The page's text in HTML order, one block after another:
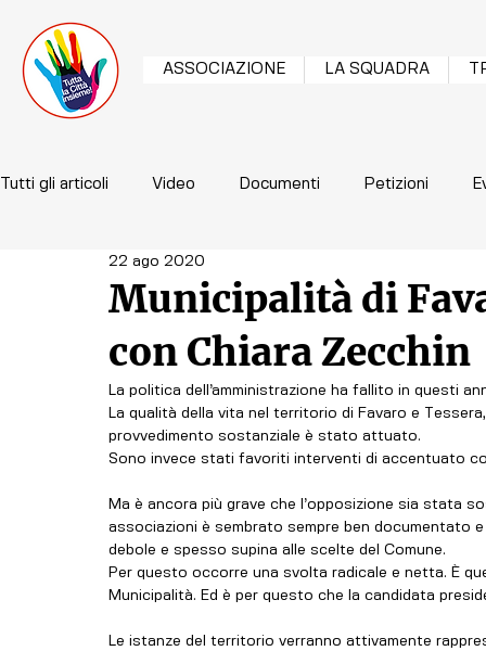
ASSOCIAZIONE LA SQUADRA
Tutti gli articoli Video Documenti Petizioni
Municipalità di
con Chiara Zecchin
22 ago 2020
La politica dell’amministrazione ha fallito in questi
La qualità della vita nel territorio di Favaro e
provvedimento sostanziale è stato attuato.
Sono invece stati favoriti interventi di accentuato
Ma è ancora più grave che l’opposizione sia stata
associazioni è sembrato sempre ben documentato
debole e spesso supina alle scelte del Comune.
Per questo occorre una svolta radicale e netta. È
Municipalità. Ed è per questo che la candidata
Le istanze del territorio verranno attivamente